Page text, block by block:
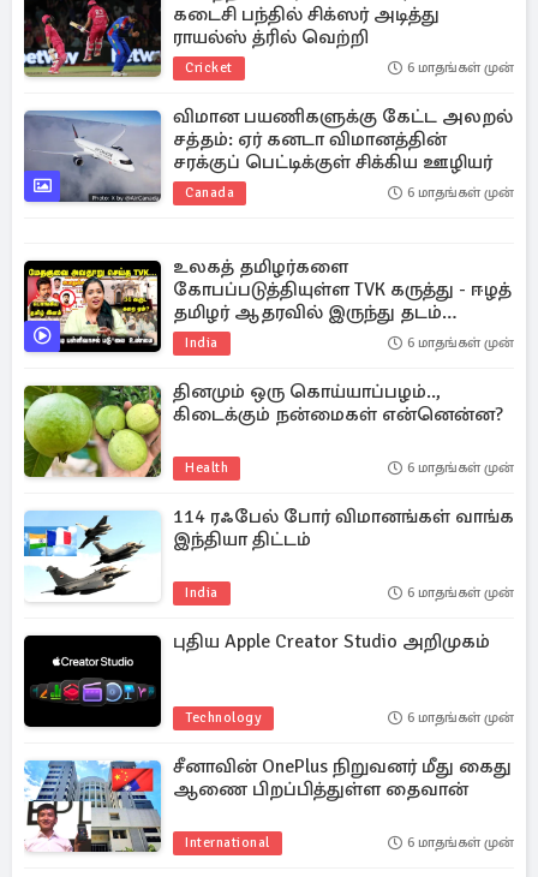
கடைசி பந்தில் சிக்ஸர் அடித்து
ராயல்ஸ் த்ரில் வெற்றி
Cricket 6 மாதங்கள் முன்
விமான பயணிகளுக்கு கேட்ட அலறல்
சத்தம்: ஏர் கனடா விமானத்தின்
சரக்குப் பெட்டிக்குள் சிக்கிய ஊழியர்
Canada 6 மாதங்கள் முன்
உலகத் தமிழர்களை
கோபப்படுத்தியுள்ள TVK கருத்து - ஈழத்
தமிழர் ஆதரவில் இருந்து தடம்
மாறுகிறாரா விஜய்?
India 6 மாதங்கள் முன்
தினமும் ஒரு கொய்யாப்பழம்..,
கிடைக்கும் நன்மைகள் என்னென்ன?
Health 6 மாதங்கள் முன்
114 ரஃபேல் போர் விமானங்கள் வாங்க
இந்தியா திட்டம்
India 6 மாதங்கள் முன்
புதிய Apple Creator Studio அறிமுகம்
Technology 6 மாதங்கள் முன்
சீனாவின் OnePlus நிறுவனர் மீது கைது
ஆணை பிறப்பித்துள்ள தைவான்
International 6 மாதங்கள் முன்